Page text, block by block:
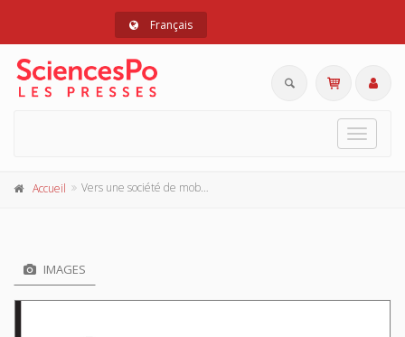
Français
Toggle
Accueil Vers une société de mobilité
IMAGES